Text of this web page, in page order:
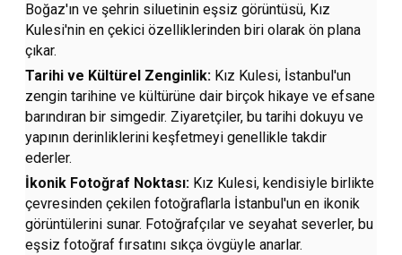
Boğaz'ın ve şehrin siluetinin eşsiz görüntüsü, Kız
Kulesi'nin en çekici özelliklerinden biri olarak ön plana
çıkar.
Tarihi ve Kültürel Zenginlik: Kız Kulesi, İstanbul'un
zengin tarihine ve kültürüne dair birçok hikaye ve efsane
barındıran bir simgedir. Ziyaretçiler, bu tarihi dokuyu ve
yapının derinliklerini keşfetmeyi genellikle takdir
ederler.
İkonik Fotoğraf Noktası: Kız Kulesi, kendisiyle birlikte
çevresinden çekilen fotoğraflarla İstanbul'un en ikonik
görüntülerini sunar. Fotoğrafçılar ve seyahat severler, bu
eşsiz fotoğraf fırsatını sıkça övgüyle anarlar.